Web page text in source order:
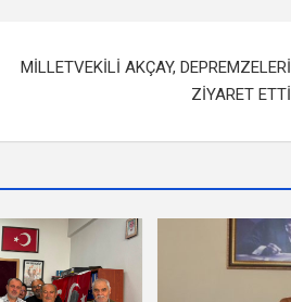
MİLLETVEKİLİ AKÇAY, DEPREMZELERİ
ZİYARET ETTİ